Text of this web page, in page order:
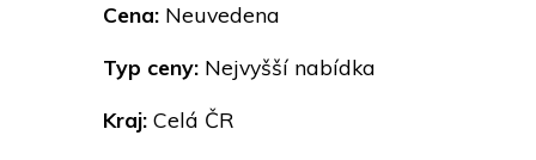
Cena: Neuvedena
Typ ceny: Nejvyšší nabídka
Kraj: Celá ČR